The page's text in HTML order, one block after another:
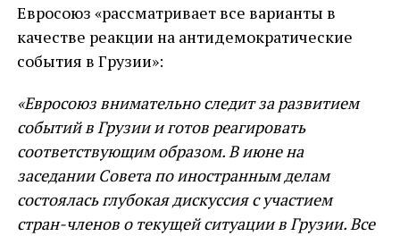
Евросоюз «рассматривает все варианты в
качестве реакции на антидемократические
события в Грузии»:
«Евросоюз внимательно следит за развитием
событий в Грузии и готов реагировать
соответствующим образом. В июне на
заседании Совета по иностранным делам
состоялась глубокая дискуссия с участием
стран-членов о текущей ситуации в Грузии. Все